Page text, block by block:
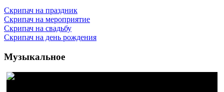
Скрипач на праздник
Скрипач на мероприятие
Скрипач на свадьбу
Скрипач на день рождения
Музыкальное